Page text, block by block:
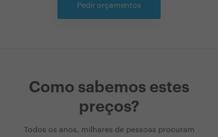
Pedir orçamentos
Como sabemos estes
preços?
Todos os anos, milhares de pessoas procuram